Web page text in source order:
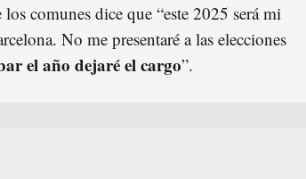
comunes dice que “este 2025 será mi
No me presentaré a las elecciones
el año dejaré el cargo”.